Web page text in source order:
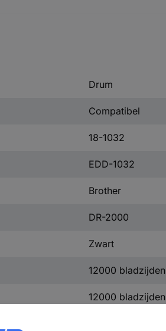
Drum
Compatibel
18-1032
EDD-1032
Brother
DR-2000
Zwart
12000 bladzijden
12000 bladzijden